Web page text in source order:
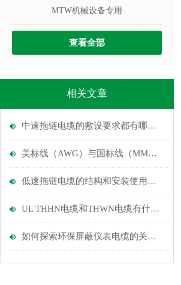
MTW机械设备专用
查看全部
相关文章
中速拖链电缆的敷设要求都有哪些？
美标线（AWG）与国标线（MM）的换算
低速拖链电缆的结构和安装使用要求了解一下
UL THHN电缆和THWN电缆有什么区别?
如何探索环保屏蔽仪表电缆的关键优势？